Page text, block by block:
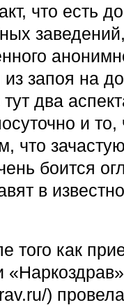
что есть
заведений,
запоя на
два
и
что
боится
в
того как
)